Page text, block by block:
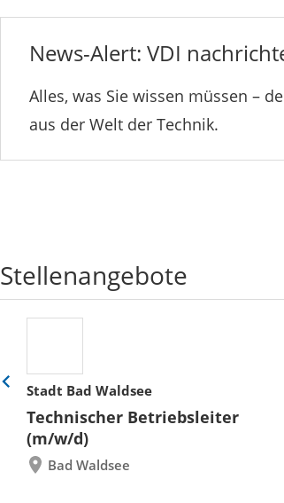
News-Alert: VDI
Alles, was Sie wissen müssen –
aus der Welt der Technik.
Stellenangebote
Stadt Bad Waldsee
Technischer Betriebsleiter
(m/w/d)
Bad Waldsee
Eine
zurück